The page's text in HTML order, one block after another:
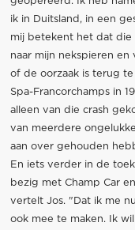
ik in Duitsland, in een
mij betekent het dat
naar mijn nekspieren
of de oorzaak is terug
Spa-Francorchamps in
alleen van die crash
van meerdere
aan over gehouden
En iets verder in de
bezig met Champ Car
vertelt Jos. "Dat ik me
ook mee te maken. Ik